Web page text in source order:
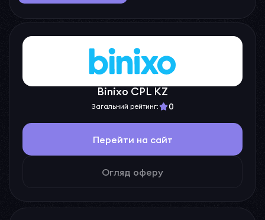
Binixo CPL KZ
Загальний рейтинг: 0
Перейти на сайт
Огляд оферу